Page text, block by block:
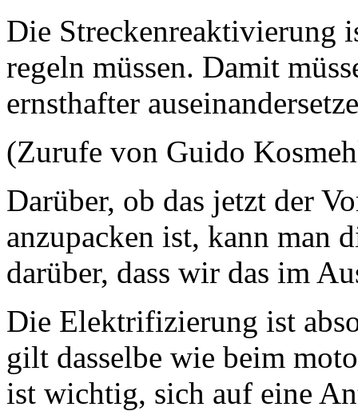
Die Streckenreaktivierung
regeln müssen. Damit
ernsthafter
(Zurufe von Guido
Darüber, ob das jetzt der
anzupacken ist, kann man
darüber, dass wir das im
Die Elektrifizierung ist
gilt dasselbe wie beim
ist wichtig, sich auf eine